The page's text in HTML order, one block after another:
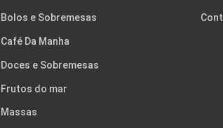
Bolos e Sobremesas
Café Da Manha
Doces e Sobremesas
Frutos do mar
Massas